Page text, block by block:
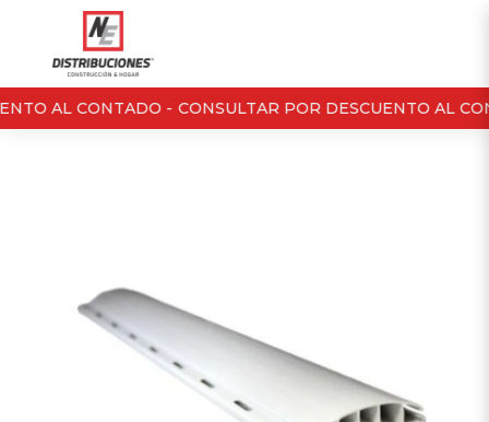
AL CONTADO - CONSULTAR POR DESCUENTO AL